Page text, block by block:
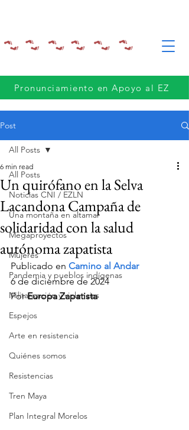
Pronunciamiento en Apoyo al EZ
Post
All Posts
Noticias CNI / EZLN
Una montaña en altamar
Megaproyectos
Mujeres
Pandemia y pueblos indígenas
Militarización y violencias
Espejos
Arte en resistencia
Quiénes somos
Resistencias
Tren Maya
Plan Integral Morelos
All Posts
Un quirófano en la Selva
Lacandona Campaña de
solidaridad con la salud
autónoma zapatista
6 min read
Publicado en Camino al Andar
6 de diciembre de 2024
Por Europa Zapatista